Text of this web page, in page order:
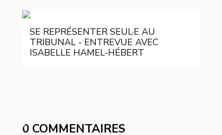
SE REPRÉSENTER SEUL·E AU
TRIBUNAL - ENTREVUE AVEC
ISABELLE HAMEL-HÉBERT
0 COMMENTAIRES